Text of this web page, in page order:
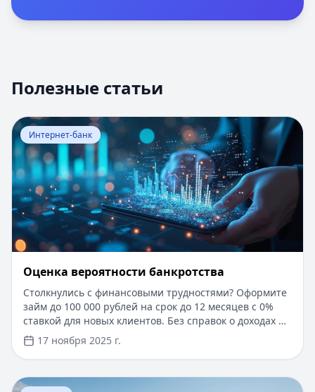
Полезные статьи
Перейти к статье:Оценка вероятности банкротства
Интернет-банк
Оценка вероятности банкротства
Столкнулись с финансовыми трудностями? Оформите
займ до 100 000 рублей на срок до 12 месяцев с 0%
ставкой для новых клиентов. Без справок о доходах и
документов — решение за 5 минут. Получите деньги
быстро и прозрачно через проверенные сервисы.
17 ноября 2025 г.
Перейти к статье: